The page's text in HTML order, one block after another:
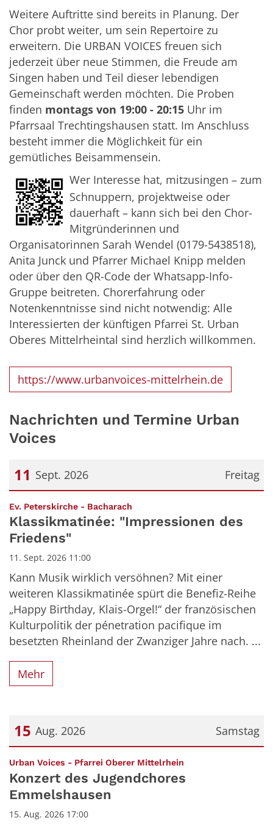
Weitere Auftritte sind bereits in Planung. Der
Chor probt weiter, um sein Repertoire zu
erweitern. Die URBAN VOICES freuen sich
jederzeit über neue Stimmen, die Freude am
Singen haben und Teil dieser lebendigen
Gemeinschaft werden möchten. Die Proben
finden montags von 19:00 - 20:15 Uhr im
Pfarrsaal Trechtingshausen statt. Im Anschluss
besteht immer die Möglichkeit für ein
gemütliches Beisammensein.
Wer Interesse hat, mitzusingen – zum
Schnuppern, projektweise oder
dauerhaft – kann sich bei den Chor-
Mitgründerinnen und
Organisatorinnen Sarah Wendel (0179-5438518),
Anita Junck und Pfarrer Michael Knipp melden
oder über den QR-Code der Whatsapp-Info-
Gruppe beitreten. Chorerfahrung oder
Notenkenntnisse sind nicht notwendig: Alle
Interessierten der künftigen Pfarrei St. Urban
Oberes Mittelrheintal sind herzlich willkommen.
https://www.urbanvoices-mittelrhein.de
Nachrichten und Termine Urban
Voices
Freitag
11 Sept. 2026
Datum: 11. September 2026
Ev. Peterskirche - Bacharach
Klassikmatinée: "Impressionen des
Friedens"
11. Sept. 2026 11:00
Kann Musik wirklich versöhnen? Mit einer
weiteren Klassikmatinée spürt die Benefiz-Reihe
„Happy Birthday, Klais-Orgel!“ der französischen
Kulturpolitik der pénetration pacifique im
besetzten Rheinland der Zwanziger Jahre nach. ...
Mehr
Samstag
15 Aug. 2026
Datum: 15. August 2026
Urban Voices - Pfarrei Oberer Mittelrhein
Konzert des Jugendchores
Emmelshausen
15. Aug. 2026 17:00